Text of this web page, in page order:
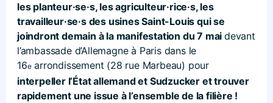
les planteur·se·s, les agriculteur·rice·s, les
travailleur·se·s des usines Saint-Louis qui se
joindront demain à la manifestation du 7 mai devant
l’ambassade d’Allemagne à Paris dans le
16earrondissement (28 rue Marbeau) pour
interpeller l’État allemand et Sudzucker et trouver
rapidement une issue à l’ensemble de la filière !